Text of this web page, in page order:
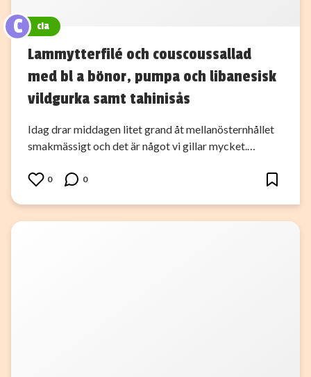
C cia
Lammytterfilé och couscoussallad
med bl a bönor, pumpa och libanesisk
vildgurka samt tahinisås
Idag drar middagen litet grand åt mellanösternhållet
smakmässigt och det är något vi gillar mycket.…
0 0